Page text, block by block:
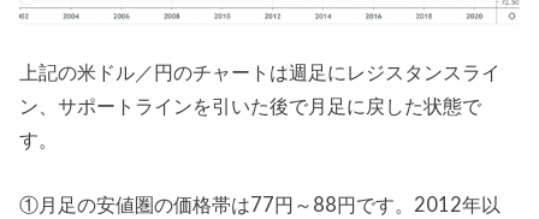
上記の米ドル／円のチャートは週足にレジスタンスライ
ン、サポートラインを引いた後で月足に戻した状態で
す。
①月足の安値圏の価格帯は77円～88円です。2012年以